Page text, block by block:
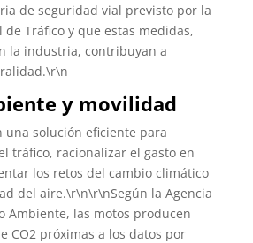
de seguridad vial previsto por la
de Tráfico y que estas medidas,
la industria, contribuyan a
y movilidad
una solución eficiente para
tráfico, racionalizar el gasto en
los retos del cambio climático
del aire.\r\n\r\nSegún la Agencia
Ambiente, las motos producen
CO2 próximas a los datos por